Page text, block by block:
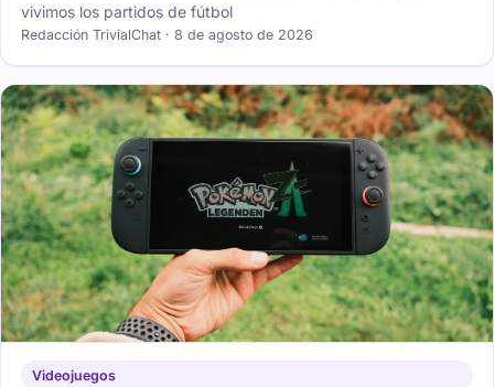
vivimos los partidos de fútbol
Redacción TrivialChat · 8 de agosto de 2026
Videojuegos